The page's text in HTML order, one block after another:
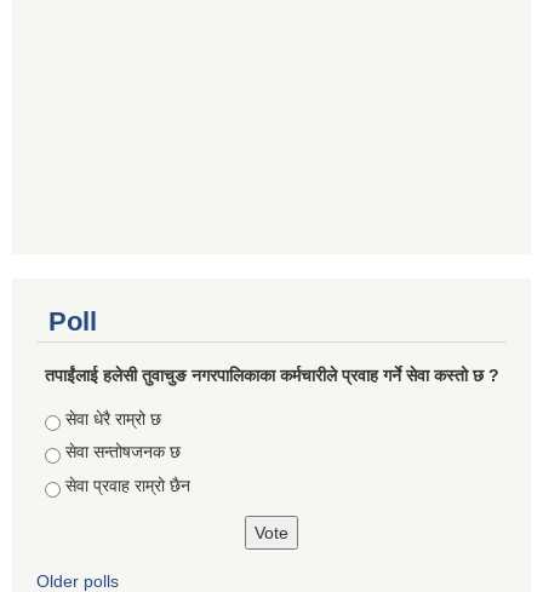
Poll
तपाईंलाई हलेसी तुवाचुङ नगरपालिकाका कर्मचारीले प्रवाह गर्ने सेवा कस्तो छ ?
Choices
सेवा धेरै राम्रो छ
सेवा सन्तोषजनक छ
सेवा प्रवाह राम्रो छैन
Older polls